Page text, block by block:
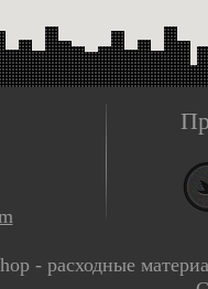
- расходные